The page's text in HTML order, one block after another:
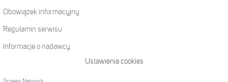
Obowiązek informacyjny
Regulamin serwisu
Informacje o nadawcy
Ustawienia cookies